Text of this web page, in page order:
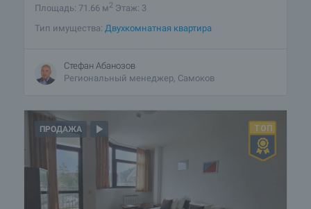
Площадь: 71.66 м2 Этаж: 3
Тип имущества: Двухкомнатная квартира
Стефан Абанозов
Региональный менеджер, Самоков
ПРОДАЖА